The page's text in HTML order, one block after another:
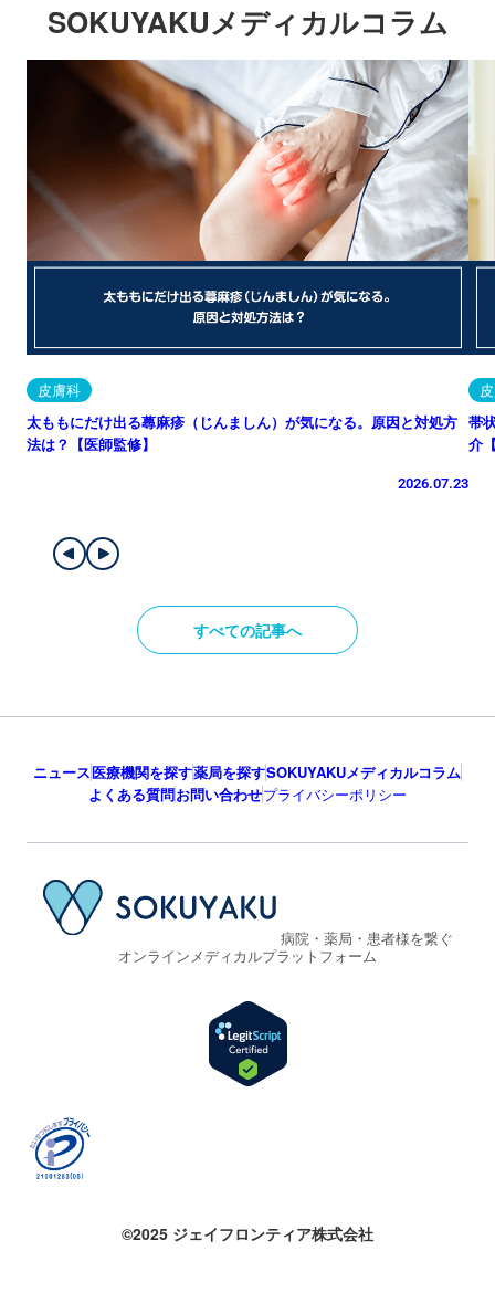
SOKUYAKUメディカルコラム
皮膚科
太ももにだけ出る蕁麻疹（じんましん）が気になる。原因と対処方
法は？【医師監修】
2026.07.23
帯
介
すべての記事へ
ニュース医療機関を探す薬局を探すSOKUYAKUメディカルコラム
よくある質問お問い合わせプライバシーポリシー
病院・薬局・患者様を繋ぐ
オンラインメディカルプラットフォーム
©2025 ジェイフロンティア株式会社